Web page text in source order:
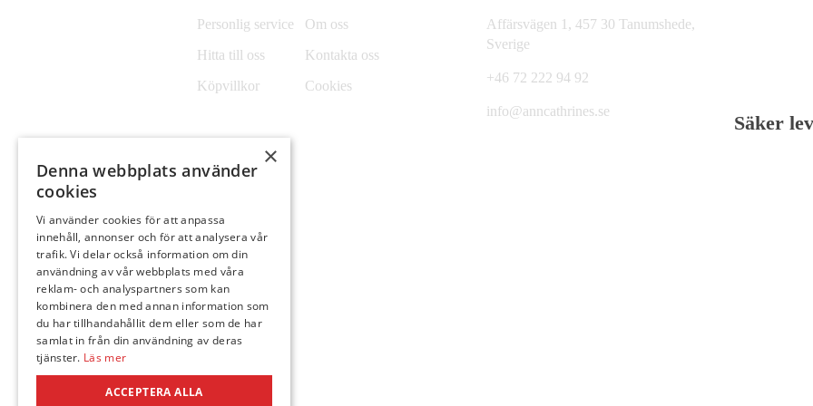
Personlig service
Om oss
Hitta till oss
Kontakta oss
Köpvillkor
Cookies
Affärsvägen 1, 457 30 Tanumshede,
Sverige
+46 72 222 94 92
info@anncathrines.se
Säker
×
Denna webbplats använder
cookies
Vi använder cookies för att anpassa
innehåll, annonser och för att analysera vår
trafik. Vi delar också information om din
användning av vår webbplats med våra
reklam- och analyspartners som kan
kombinera den med annan information som
du har tillhandahållit dem eller som de har
samlat in från din användning av deras
tjänster. Läs mer
ACCEPTERA ALLA